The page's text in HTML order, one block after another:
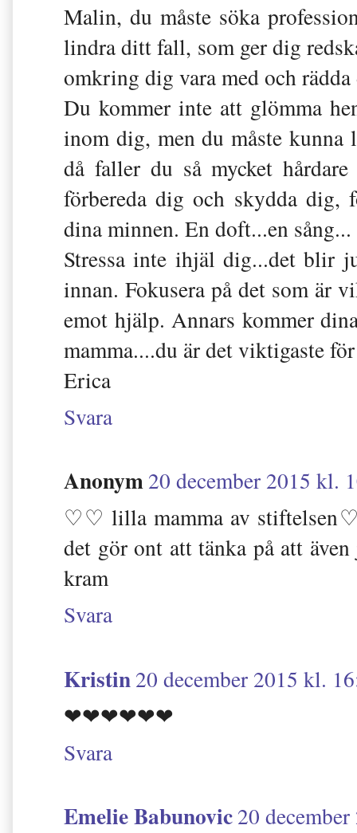
Malin, du måste söka
lindra ditt fall, som ger dig
omkring dig vara med och
Du kommer inte att glömma
inom dig, men du måste kunna
då faller du så mycket
förbereda dig och skydda
dina minnen. En doft...en sång...
Stressa inte ihjäl dig...det blir
innan. Fokusera på det som är
emot hjälp. Annars kommer
mamma....du är det viktigaste
Erica
Svara
Anonym20 december 2015 kl.
♡♡ lilla mamma av
det gör ont att tänka på att
kram
Svara
Kristin20 december 2015 kl.
❤❤❤❤❤❤
Svara
Emelie Babunovic20